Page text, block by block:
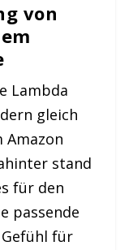
von
Lambda
gleich
Amazon
stand
für den
passende
für